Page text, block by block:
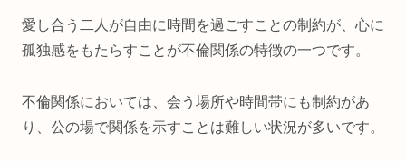
愛し合う二人が自由に時間を過ごすことの制約が、心に
孤独感をもたらすことが不倫関係の特徴の一つです。
不倫関係においては、会う場所や時間帯にも制約があ
り、公の場で関係を示すことは難しい状況が多いです。